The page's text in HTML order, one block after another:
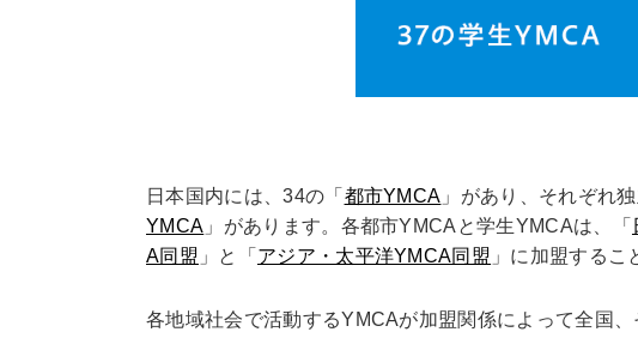
日本国内には、34の「 都市YMCA 」があり、それぞれ
YMCA 」があります。各都市YMCAと学生YMCAは、「
A同盟 」と「 アジア・太平洋YMCA同盟 」に加盟するこ
各地域社会で活動するYMCAが加盟関係によって全国